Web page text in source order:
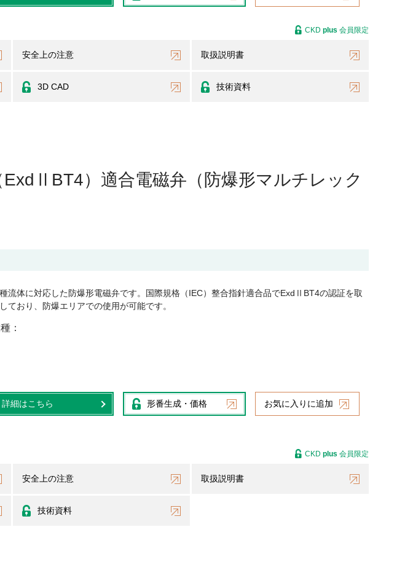
安全上の注意 取扱説明書
3D CAD 技術資料
CKD plus 会員限定
ExdⅡBT4）適合電磁弁（防爆形マルチレック
流体に対応した防爆形電磁弁です。国際規格（IEC）整合指針適合品でExdⅡBT4の認証を取
ており、防爆エリアでの使用が可能です。
詳細はこちら 形番生成・価格 お気に入りに追加
安全上の注意 取扱説明書
技術資料
CKD plus 会員限定